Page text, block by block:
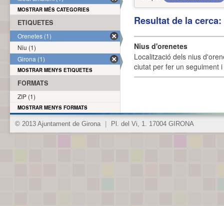
Resultat de la
Nius d'orenetes
Localització dels nius
ciutat per fer un seguiment
MOSTRAR MÉS CATEGORIES
ETIQUETES
Orenetes (1)
Niu (1)
Girona (1)
MOSTRAR MENYS ETIQUETES
FORMATS
ZIP (1)
MOSTRAR MENYS FORMATS
© 2013 Ajuntament de Girona Pl. del Vi, 1. 17004 GIRONA